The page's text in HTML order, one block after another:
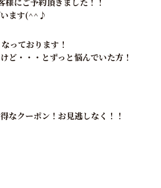
います(^^♪
っております！
ど・・・とずっと悩んでいた方！
なクーポン！お見逃しなく！！